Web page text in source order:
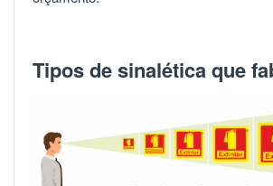
Tipos de sinalética que